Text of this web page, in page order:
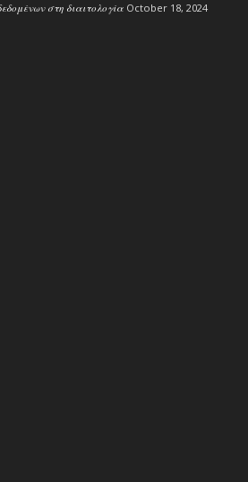
στη διαιτολογία October 18, 2024